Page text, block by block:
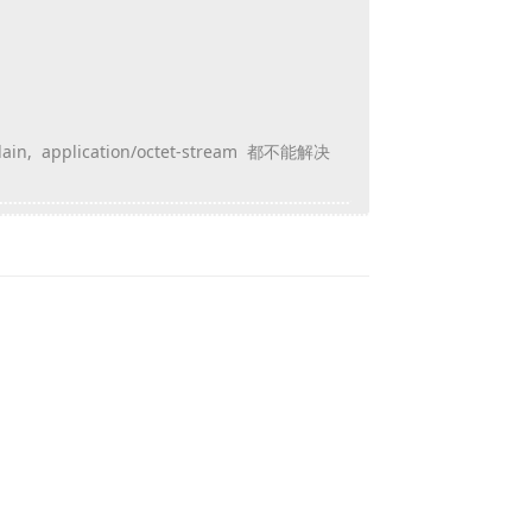
application/octet-stream 都不能解决